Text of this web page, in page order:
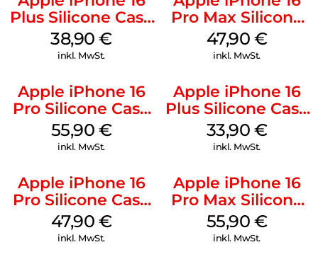
Plus Silicone Case
MagSafe Denim
38,90€
inkl. MwSt.
Pro Max Silicone
Case MagSafe
Black
47,90 €
inkl. MwSt.
Apple iPhone 16
Pro Silicone Case
MagSafe Stone
Gray
55,90 €
inkl. MwSt.
Apple iPhone 16
Plus Silicone Case
MagSafe Lake
Green
33,90 €
inkl. MwSt.
Apple iPhone 16
Pro Silicone Case
MagSafe Denim
47,90 €
inkl. MwSt.
Apple iPhone 16
Pro Max Silicone
Case MagSafe
Stone Gray
55,90 €
inkl. MwSt.